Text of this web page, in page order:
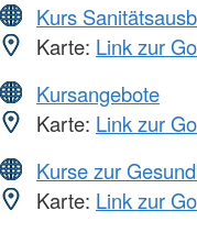
Kurs
Karte: Link zur
Kursangebote
Karte: Link zur
Kurse zur
Karte: Link zur